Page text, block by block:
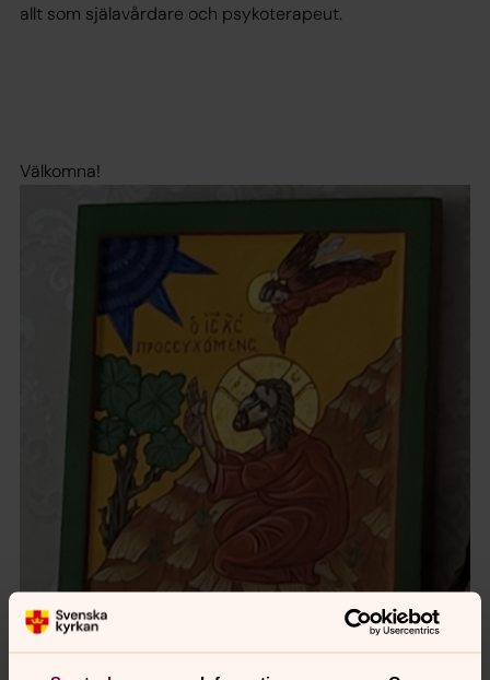
allt som själavårdare och psykoterapeut.
Välkomna!